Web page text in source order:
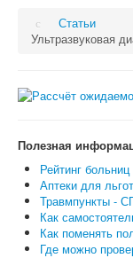
Статьи
Ультразвуковая
Полезная
Рейтинг
Аптеки для
Травмпункты -
Как
Как поменять
Где можно